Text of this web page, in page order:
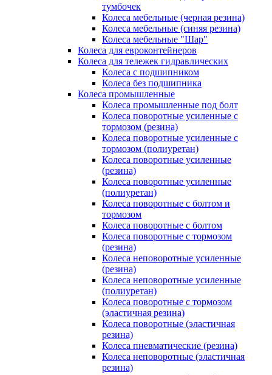
тумбочек
Колеса мебельные (черная резина)
Колеса мебельные (синяя резина)
Колеса мебельные "Шар"
Колеса для евроконтейнеров
Колеса для тележек гидравлических
Колеса с подшипником
Колеса без подшипника
Колеса промышленные
Колеса промышленные под болт
Колеса поворотные усиленные с
тормозом (резина)
Колеса поворотные усиленные с
тормозом (полиуретан)
Колеса поворотные усиленные
(резина)
Колеса поворотные усиленные
(полиуретан)
Колеса поворотные с болтом и
тормозом
Колеса поворотные с болтом
Колеса поворотные c тормозом
(резина)
Колеса неповоротные усиленные
(резина)
Колеса неповоротные усиленные
(полиуретан)
Колеса поворотные c тормозом
(эластичная резина)
Колеса поворотные (эластичная
резина)
Колеса пневматические (резина)
Колеса неповоротные (эластичная
резина)